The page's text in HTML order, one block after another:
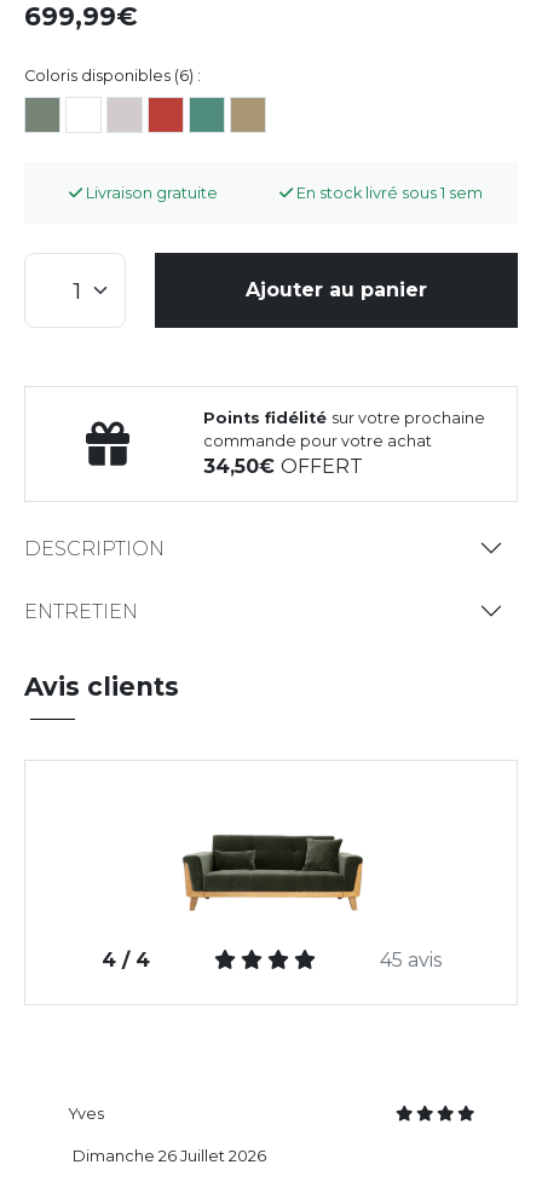
699,99
Coloris disponibles (6) :
Livraison gratuite En stock livré sous 1 sem
Ajouter au panier
Points fidélité sur votre prochaine
commande pour votre achat
34,50OFFERT
DESCRIPTION
ENTRETIEN
Avis clients
4 / 4 45 avis
Yves
Dimanche 26 Juillet 2026